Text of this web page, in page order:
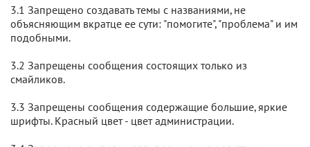
3.1 Запрещено создавать темы с названиями, не
объясняющим вкратце ее сути: "помогите", "проблема" и им
подобными.
3.2 Запрещены сообщения состоящих только из
смайликов.
3.3 Запрещены сообщения содержащие большие, яркие
шрифты. Красный цвет - цвет администрации.